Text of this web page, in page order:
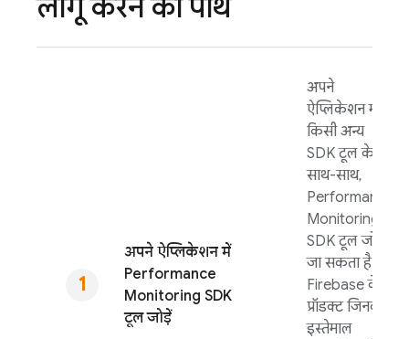
लागू करने का पाथ
अपने ऐप्लिकेशन में
Performance
Monitoring SDK
टूल जोड़ें
अपने
ऐप्लिकेशन में
किसी अन्य
SDK टूल के
साथ-साथ,
Performance
Monitoring
SDK टूल जोड़ा
जा सकता है
Firebase के वे
प्रॉडक्ट जिनका
इस्तेमाल